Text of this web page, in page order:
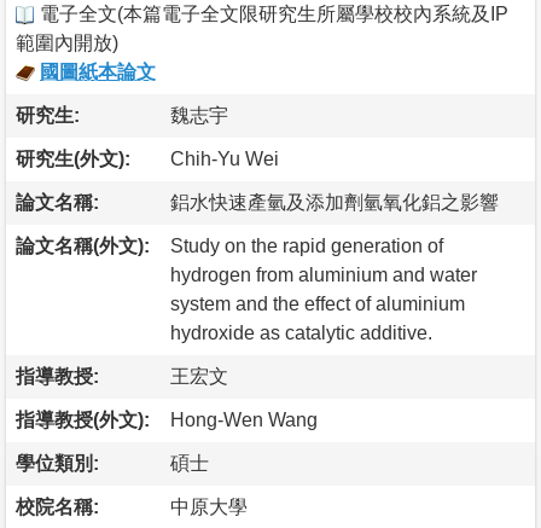
電子全文(本篇電子全文限研究生所屬學校校內系統及IP
範圍內開放)
國圖紙本論文
研究生: 魏志宇
研究生(外文): Chih-Yu Wei
論文名稱: 鋁水快速產氫及添加劑氫氧化鋁之影響
論文名稱(外文):
Study on the rapid generation of
hydrogen from aluminium and water
system and the effect of aluminium
hydroxide as catalytic additive.
指導教授: 王宏文
指導教授(外文): Hong-Wen Wang
學位類別: 碩士
校院名稱: 中原大學